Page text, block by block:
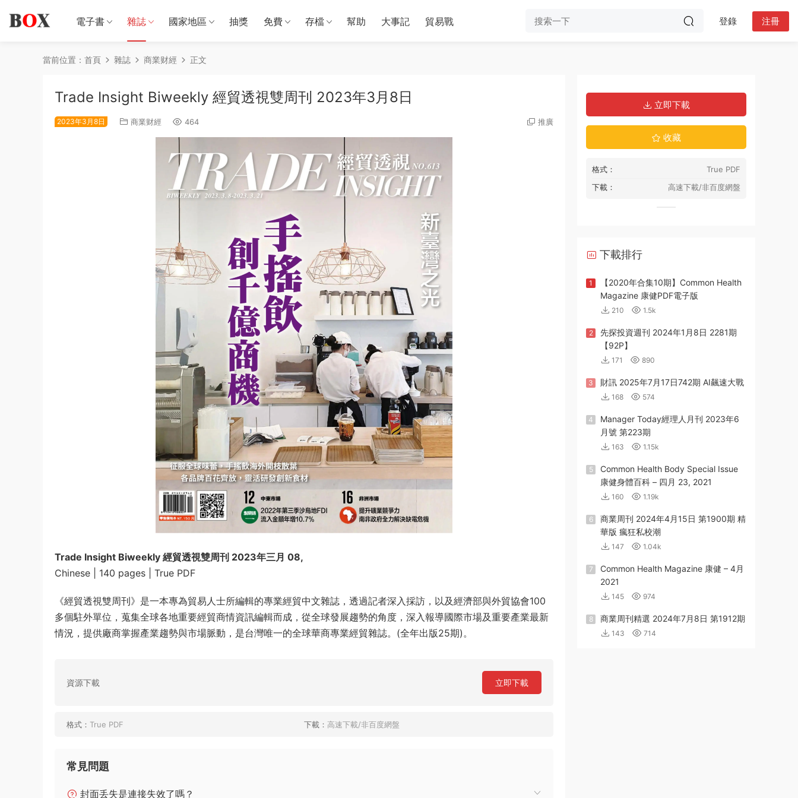
電子書 雜誌 國家地區 抽獎 免費 存檔 幫助 大事記 貿易戰 登錄 注冊
當前位置： 首頁 雜誌 商業财經 正文
Trade Insight Biweekly 經貿透視雙周刊 2023年3月8日
2023年3月8日 商業财經 464 推廣
Trade Insight Biweekly 經貿透視雙周刊 2023年三月 08,
Chinese | 140 pages | True PDF
《經貿透視雙周刊》是一本專為貿易人士所編輯的專業經貿中文雜誌，透過記者深入採訪，以及經濟部與外貿協會100
多個駐外單位，蒐集全球各地重要經貿商情資訊編輯而成，從全球發展趨勢的角度，深入報導國際市場及重要產業最新
情況，提供廠商掌握產業趨勢與市場脈動，是台灣唯一的全球華商專業經貿雜誌。(全年出版25期)。
資源下載 立即下載
格式： True PDF 下載： 高速下載/非百度網盤
常見問題
封面丢失是連接失效了嗎？
立即下載
收藏
格式：
True PDF
下載：
高速下載/非百度網盤
下載排行
1
【2020年合集10期】Common Health
Magazine 康健PDF電子版
210 1.5k
2
先探投資週刊 2024年1月8日 2281期
【92P】
171 890
3 財訊 2025年7月17日742期 AI飆速大戰
168 574
4
Manager Today經理人月刊 2023年6
月號 第223期
163 1.15k
5
Common Health Body Special Issue
康健身體百科 – 四月 23, 2021
160 1.19k
6
商業周刊 2024年4月15日 第1900期 精
華版 瘋狂私校潮
147 1.04k
7
Common Health Magazine 康健 – 4月
2021
145 974
8 商業周刊精選 2024年7月8日 第1912期
143 714